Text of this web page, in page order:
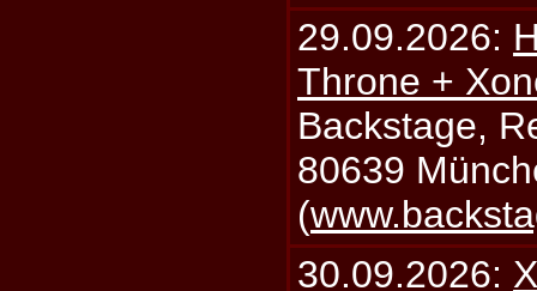
29.09.2026:
Throne +
Backstage,
80639
(
30.09.2026: